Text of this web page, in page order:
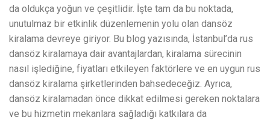
da oldukça yoğun ve çeşitlidir. İşte tam da bu noktada,
unutulmaz bir etkinlik düzenlemenin yolu olan dansöz
kiralama devreye giriyor. Bu blog yazısında, İstanbul’da rus
dansöz kiralamaya dair avantajlardan, kiralama sürecinin
nasıl işlediğine, fiyatları etkileyen faktörlere ve en uygun rus
dansöz kiralama şirketlerinden bahsedeceğiz. Ayrıca,
dansöz kiralamadan önce dikkat edilmesi gereken noktalara
ve bu hizmetin mekanlara sağladığı katkılara da